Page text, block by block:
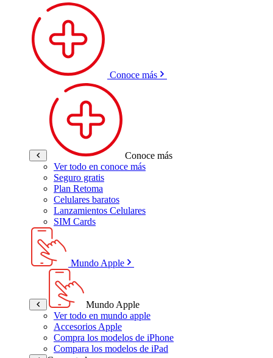
Conoce más
Conoce más
Ver todo en conoce más
Seguro gratis
Plan Retoma
Celulares baratos
Lanzamientos Celulares
SIM Cards
Mundo Apple
Mundo Apple
Ver todo en mundo apple
Accesorios Apple
Compra los modelos de iPhone
Compara los modelos de iPad